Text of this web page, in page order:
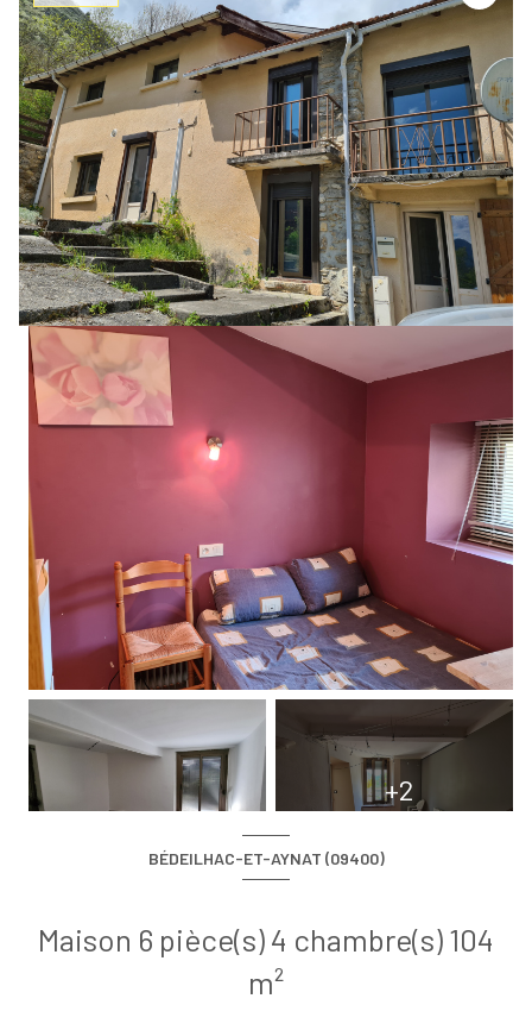
+2
BÉDEILHAC-ET-AYNAT (09400)
Maison 6 pièce(s) 4 chambre(s) 104
m²